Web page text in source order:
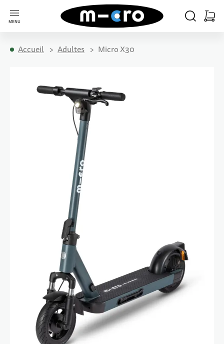
MENU
Aller à la page d'accueil
CHERCHER
Accueil Adultes Micro X30